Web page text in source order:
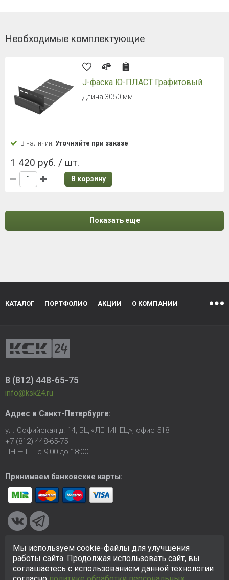
Необходимые комплектующие
J-фаска Ю-ПЛАСТ Графитовый
Длина 3050 мм.
В наличии: Уточняйте при заказе
1 420 руб. / шт.
В корзину
Показать еще
КАТАЛОГ ПОРТФОЛИО АКЦИИ О КОМПАНИИ
8 (812) 448-65-75
info@ksk24.ru
Адрес в Санкт-Петербурге:
ул. Софийская д. 14, БЦ «ЛЕНИНЕЦ», офис 518
+7 (812) 448-65-75
ПН — ПТ с 9:00 до 18:00
Принимаем банковские карты:
© 2005-2026 ООО «КСК». Сайтhttps://ksk24.ruсоздан
исключительно в информационных целях и любая информация
на сайте не является публичной офертой.Политика в
Мы используем cookie-файлы для улучшения
работы сайта. Продолжая использовать сайт, вы
соглашаетесь с использованием данной технологии